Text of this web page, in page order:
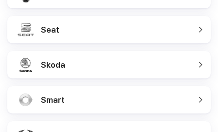
Seat
Skoda
Smart